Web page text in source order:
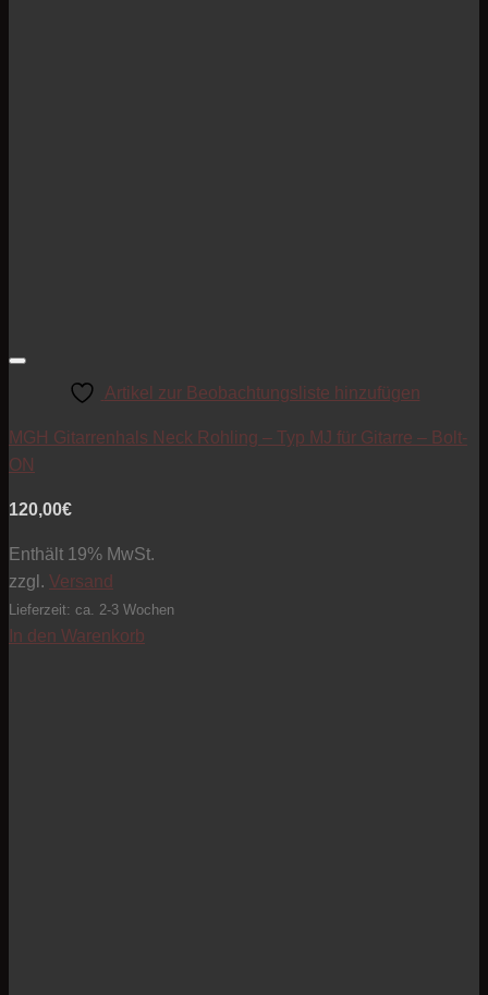
Artikel zur Beobachtungsliste hinzufügen
MGH Gitarrenhals Neck Rohling – Typ MJ für Gitarre – Bolt-
ON
120,00€
Enthält 19% MwSt.
zzgl. Versand
Lieferzeit: ca. 2-3 Wochen
In den Warenkorb